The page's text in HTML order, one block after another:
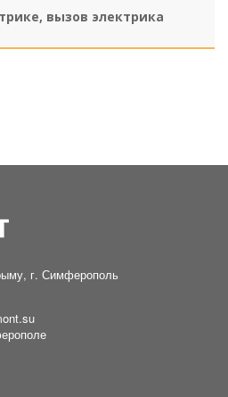
вызов электрика
г. Симферополь